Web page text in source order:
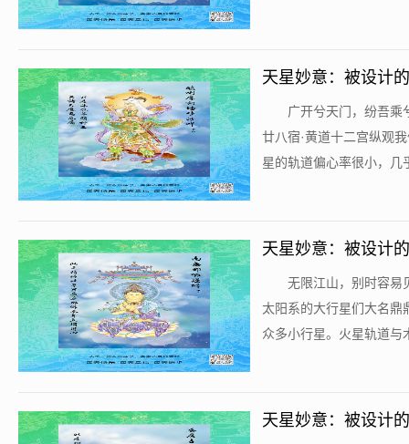
天星妙意：被设计
广开兮天门，纷吾乘
廿八宿·黄道十二宫纵观
星的轨道偏心率很小，
天星妙意：被设计
无限江山，别时容易
太阳系的大行星们大名鼎
众多小行星。火星轨道
天星妙意：被设计